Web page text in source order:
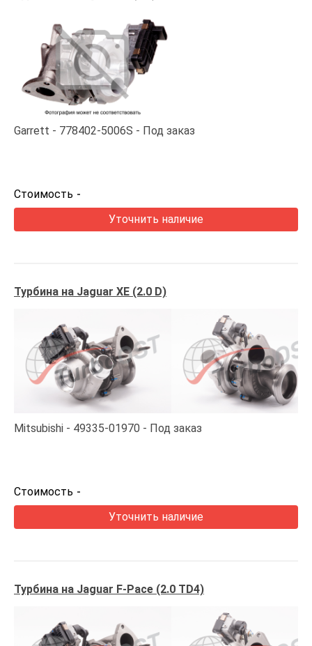
Garrett 778402-5006S Под заказ
Стоимость -
Уточнить наличие
Турбина на Jaguar XE (2.0 D)
Mitsubishi 49335-01970 Под заказ
Стоимость -
Уточнить наличие
Турбина на Jaguar F-Pace (2.0 TD4)